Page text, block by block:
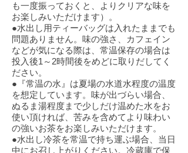
も一度振っておくと、よりクリアな味を
お楽しみいただけます）。
●水出し用ティーバッグは入れたままでも
問題ありません。味の強さ、カフェイン
などが気になる際は、常温保存の場合は
投入後1～2時間後をめどに取りだしてく
ださい。
●『常温の水』は夏場の水道水程度の温度
を想定しています。味が出づらい場合、
ぬるま湯程度まで少しだけ温めた水をお
使い頂ければ、苦みを含めてより味わい
の強いお茶をお楽しみいただけます。
●水出し冷茶を常温で持ち運ぶ場合、当日
中にお召し上がりください。冷蔵庫で保